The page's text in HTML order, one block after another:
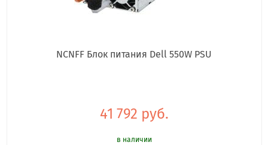
NCNFF Блок питания Dell 550W PSU
41 792 руб.
в наличии